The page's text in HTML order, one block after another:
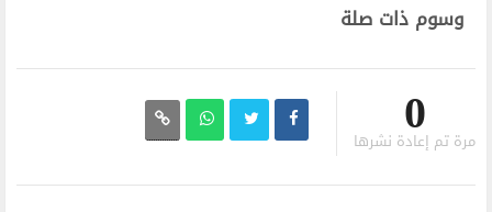
وسوم ذات صلة
0
مرة تم إعادة نشرها